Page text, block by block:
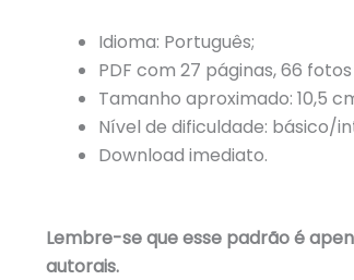
Idioma: Português;
PDF com 27 páginas, 66
Tamanho aproximado: 10,5
Nível de dificuldade: básico/
Download imediato.
Lembre-se que esse padrão é
autorais.